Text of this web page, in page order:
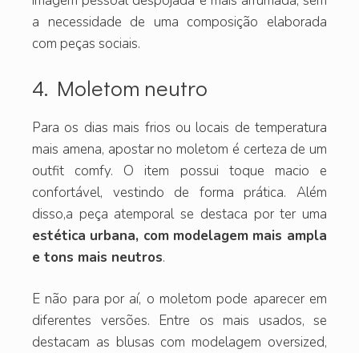
a necessidade de uma composição elaborada
com peças sociais.
4. Moletom neutro
Para os dias mais frios ou locais de temperatura
mais amena, apostar no moletom é certeza de um
outfit comfy. O item possui toque macio e
confortável, vestindo de forma prática. Além
disso,a peça atemporal se destaca por ter uma
estética urbana, com modelagem mais ampla
e tons mais neutros.
E não para por aí, o moletom pode aparecer em
diferentes versões. Entre os mais usados, se
destacam as blusas com modelagem oversized,